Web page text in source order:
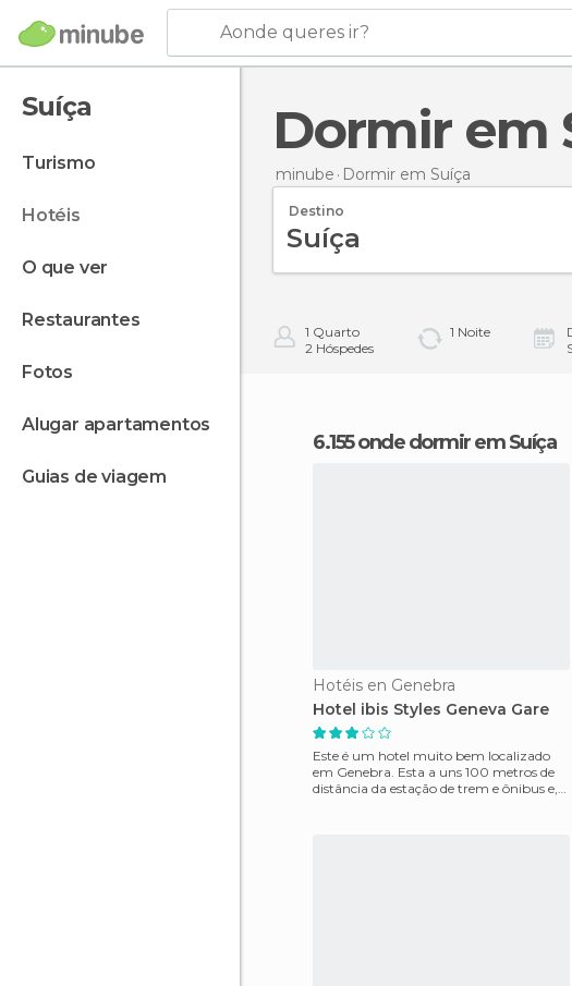
Aonde queres ir?
Suíça
turismo
hotéis
o que ver
restaurantes
fotos
alugar apartamentos
guias de viagem
Dormir em
minube Dormir em Suíça
Destino
1 Quarto
2 Hóspedes
1 Noite
6.155 onde dormir em Suíça
Hotéis en Genebra
Hotel ibis Styles Geneva Gare
Este é um hotel muito bem localizado
em Genebra. Esta a uns 100 metros de
distância da estação de trem e ônibus e,